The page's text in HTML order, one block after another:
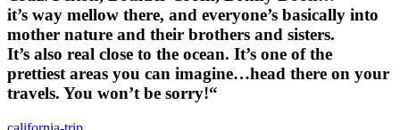
it’s way mellow there, and everyone’s basically into
mother nature and their brothers and sisters.
It’s also real close to the ocean. It’s one of the
prettiest areas you can imagine…head there on your
travels. You won’t be sorry!“